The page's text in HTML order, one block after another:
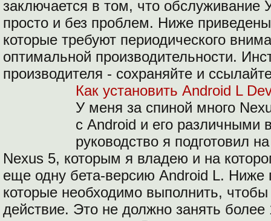
заключается в том, что обслуживание
просто и без проблем. Ниже
которые требуют периодического
оптимальной производительности.
производителя - сохраняйте и
Как установить Android L
У меня за спиной много
с Android и его различными
руководство я подготовил
Nexus 5, которым я владею и на
еще одну бета-версию Android L. Ниже
которые необходимо выполнить,
действие. Это не должно занять более